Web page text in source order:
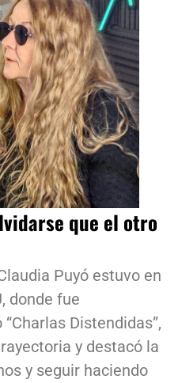
que el otro
Puyó estuvo en
donde fue
Distendidas”,
y destacó la
y seguir haciendo